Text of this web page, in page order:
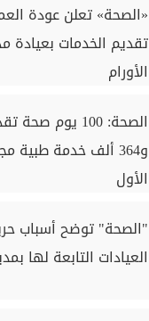
«الصحة» تعلن عودة
تقديم الخدمات بعيادة
الأورام
الصحة: 100 يوم
و364 ألف خدمة
الأول
"الصحة" توضح أسباب
العيادات التابعة لها